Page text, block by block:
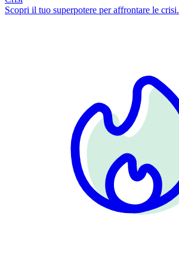
Scopri il tuo superpotere per affrontare le crisi.